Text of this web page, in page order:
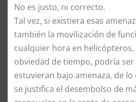
No es justo, ni correcto.
Tal vez, si existiera esas
también la movilización de
cualquier hora en helicópteros,
obviedad de tiempo, podría ser
estuvieran bajo amenaza, de
se justifica el desembolso de